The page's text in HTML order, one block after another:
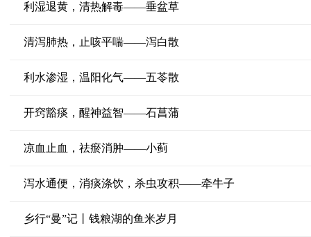
利湿退黄，清热解毒——垂盆草
清泻肺热，止咳平喘——泻白散
利水渗湿，温阳化气——五苓散
开窍豁痰，醒神益智——石菖蒲
凉血止血，祛瘀消肿——小蓟
泻水通便，消痰涤饮，杀虫攻积——牵牛子
乡行“曼”记丨钱粮湖的鱼米岁月